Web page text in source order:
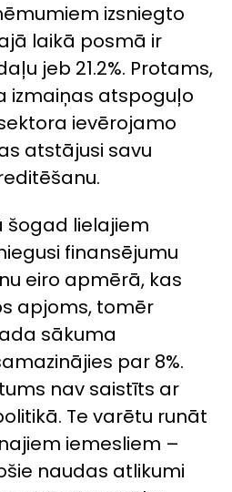
izsniegto
laikā posmā ir
jeb 21.2%. Protams,
izmaiņas atspoguļo
ievērojamo
atstājusi savu
šogad lielajiem
finansējumu
eiro apmērā, kas
apjoms, tomēr
sākuma
par 8%.
nav saistīts ar
Te varētu runāt
iemesliem –
naudas atlikumi